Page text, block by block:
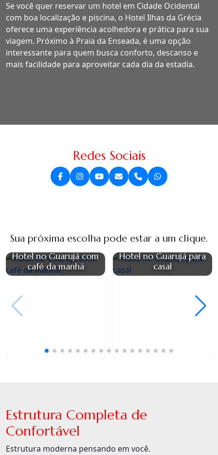
Se você quer reservar um hotel em Cidade Ocidental
com boa localização e piscina, o Hotel Ilhas da Grécia
oferece uma experiência acolhedora e prática para sua
viagem. Próximo à Praia da Enseada, é uma opção
interessante para quem busca conforto, descanso e
mais facilidade para aproveitar cada dia da estadia.
Redes Sociais
Sua próxima escolha pode estar a um clique.
Hotel no Guarujá com
café da manhã
Hotel no Guarujá para
casal
Estrutura Completa de
Confortável
Estrutura moderna pensando em você.